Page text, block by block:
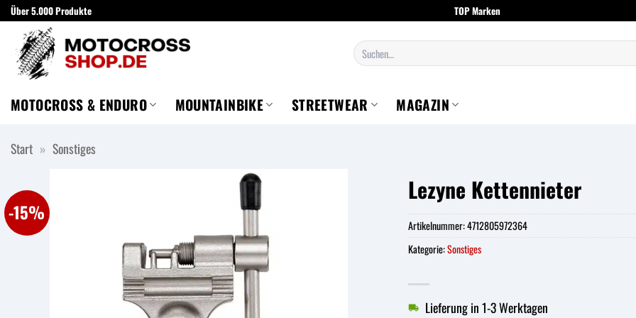
Zum
Inhalt
springen
Über 5.000 Produkte TOP Marken
Suchen
nach:
MOTOCROSS & ENDURO MOUNTAINBIKE STREETWEAR MAGAZIN
Start » Sonstiges
-15%
Lezyne Kettennieter
Lieferung in 1-3 Werktagen
Artikelnummer:4712805972364
Kategorie:Sonstiges